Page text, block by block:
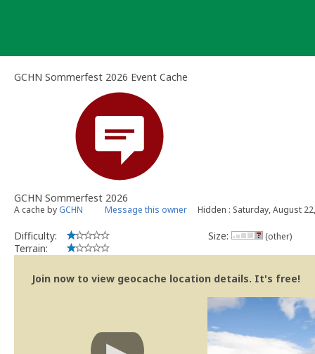
GCHN Sommerfest 2026 Event Cache
GCHN Sommerfest 2026
A cache by GCHN Message this owner Hidden : Saturday, August
Difficulty:
Terrain:
Size: (other)
Join now to view geocache location details. It's free!